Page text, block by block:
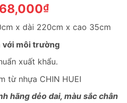
₫Giá
hiện
tại
là:
4,968,000₫.
x dài 220cm x cao 35cm
với môi trường
xuất khẩu.
từ nhựa CHIN HUEI
hãng dẻo dai, màu sắc chân